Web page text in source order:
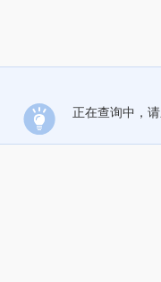
正在查询中，